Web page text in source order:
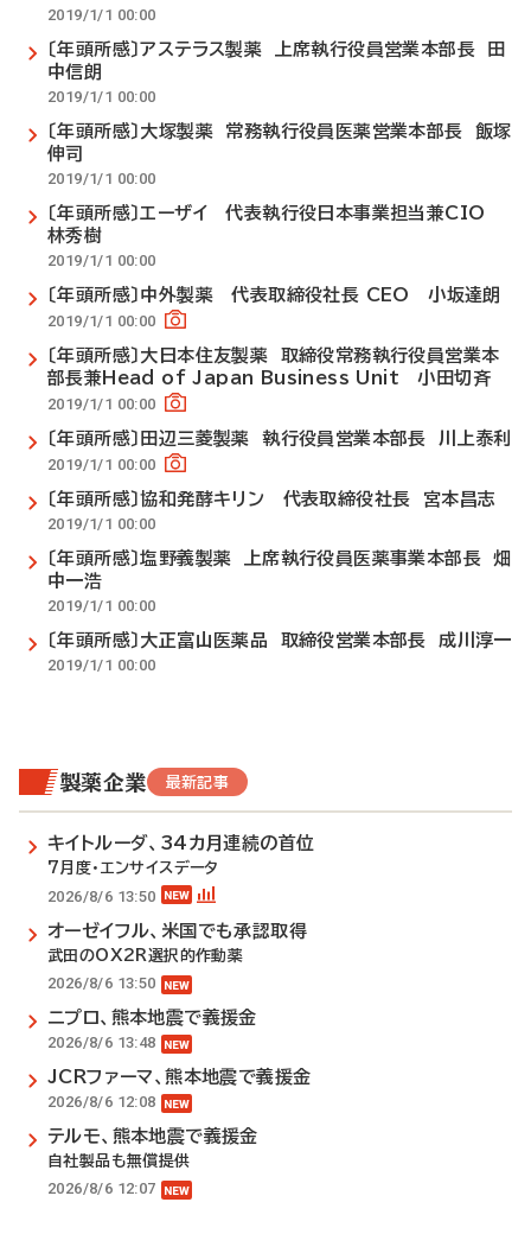
2019/1/1 00:00
〔年頭所感〕アステラス製薬 上席執行役員営業本部長 田
中信朗
2019/1/1 00:00
〔年頭所感〕大塚製薬 常務執行役員医薬営業本部長 飯塚
伸司
2019/1/1 00:00
〔年頭所感〕エーザイ 代表執行役日本事業担当兼CIO
林秀樹
2019/1/1 00:00
〔年頭所感〕中外製薬 代表取締役社長 CEO 小坂達朗
2019/1/1 00:00
〔年頭所感〕大日本住友製薬 取締役常務執行役員営業本
部長兼Head of Japan Business Unit 小田切斉
2019/1/1 00:00
〔年頭所感〕田辺三菱製薬 執行役員営業本部長 川上泰利
2019/1/1 00:00
〔年頭所感〕協和発酵キリン 代表取締役社長 宮本昌志
2019/1/1 00:00
〔年頭所感〕塩野義製薬 上席執行役員医薬事業本部長 畑
中一浩
2019/1/1 00:00
〔年頭所感〕大正富山医薬品 取締役営業本部長 成川淳一
2019/1/1 00:00
製薬企業 最新記事
キイトルーダ、34カ月連続の首位
7月度・エンサイスデータ
2026/8/6 13:50
オーゼイフル、米国でも承認取得
武田のOX2R選択的作動薬
2026/8/6 13:50
ニプロ、熊本地震で義援金
2026/8/6 13:48
JCRファーマ、熊本地震で義援金
2026/8/6 12:08
テルモ、熊本地震で義援金
自社製品も無償提供
2026/8/6 12:07